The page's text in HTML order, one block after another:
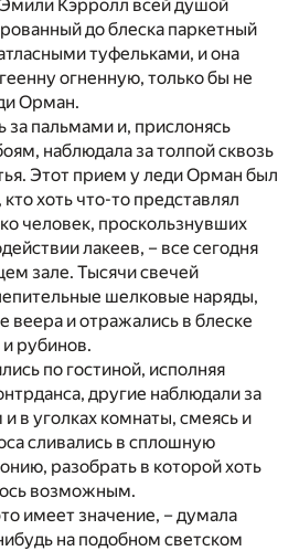
Кэрролл всей душой
до блеска паркетный
туфельками, и она
огненную, только бы не
Орман.
за пальмами и, прислонясь
наблюдала за толпой сквозь
Этот прием у леди Орман был
хоть что-то представлял
человек, проскользнувших
лакеев, – все сегодня
зале. Тысячи свечей
шелковые наряды,
и отражались в блеске
рубинов.
по гостиной, исполняя
другие наблюдали за
в уголках комнаты, смеясь и
сливались в сплошную
разобрать в которой хоть
возможным.
имеет значение, – думала
на подобном светском